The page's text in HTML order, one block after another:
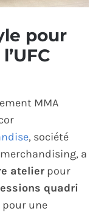
pour
MMA
, société
a
atelierpour
quadri
pour une